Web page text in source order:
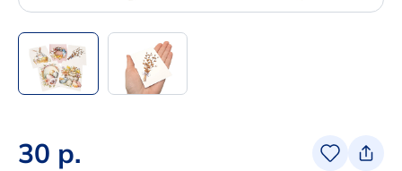
+7 (925) 294-91-85
,
в MAX
+7 (926) 702-09-76
30 р.